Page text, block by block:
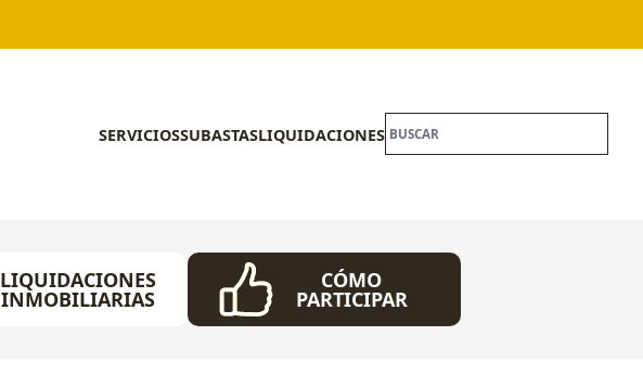
SERVICIOSSUBASTASLIQUIDACIONES
LIQUIDACIONES
INMOBILIARIAS
CÓMO
PARTICIPAR